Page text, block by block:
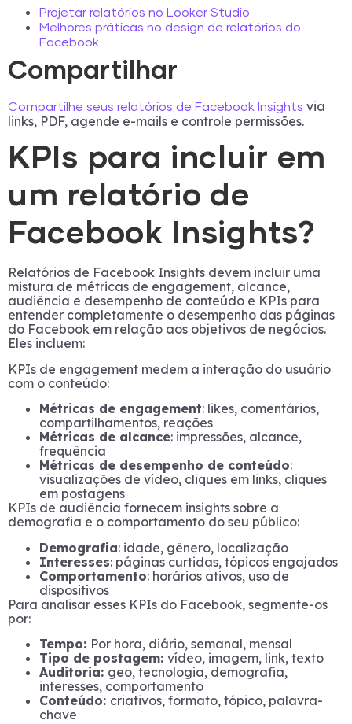
Projetar relatórios no Looker Studio
Melhores práticas no design de relatórios do
Facebook
Compartilhar
Compartilhe seus relatórios de Facebook Insights via
links, PDF, agende e-mails e controle permissões.
KPIs para incluir em
um relatório de
Facebook Insights?
Relatórios de Facebook Insights devem incluir uma
mistura de métricas de engagement, alcance,
audiência e desempenho de conteúdo e KPIs para
entender completamente o desempenho das páginas
do Facebook em relação aos objetivos de negócios.
Eles incluem:
KPIs de engagement medem a interação do usuário
com o conteúdo:
Métricas de engagement: likes, comentários,
compartilhamentos, reações
Métricas de alcance: impressões, alcance,
frequência
Métricas de desempenho de conteúdo:
visualizações de vídeo, cliques em links, cliques
em postagens
KPIs de audiência fornecem insights sobre a
demografia e o comportamento do seu público:
Demografia: idade, gênero, localização
Interesses: páginas curtidas, tópicos engajados
Comportamento: horários ativos, uso de
dispositivos
Para analisar esses KPIs do Facebook, segmente-os
por:
Tempo: Por hora, diário, semanal, mensal
Tipo de postagem: vídeo, imagem, link, texto
Auditoria: geo, tecnologia, demografia,
interesses, comportamento
Conteúdo: criativos, formato, tópico, palavra-
chave